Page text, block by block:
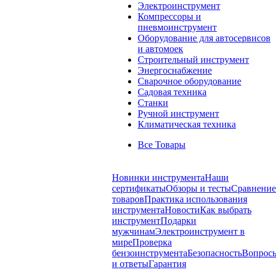
Электроинструмент
Компрессоры и
пневмоинструмент
Оборудование для автосервисов
и автомоек
Строительный инструмент
Энергоснабжение
Сварочное оборудование
Садовая техника
Станки
Ручной инструмент
Климатическая техника
Все Товары
Новинки инструментаНаши
сертификатыОбзоры и тестыСравнение
товаровПрактика использования
инструментаНовостиКак выбрать
инструментПодарки
мужчинамЭлектроинструмент в
миреПроверка
бензоинструментаБезопасность
и ответыГарантия